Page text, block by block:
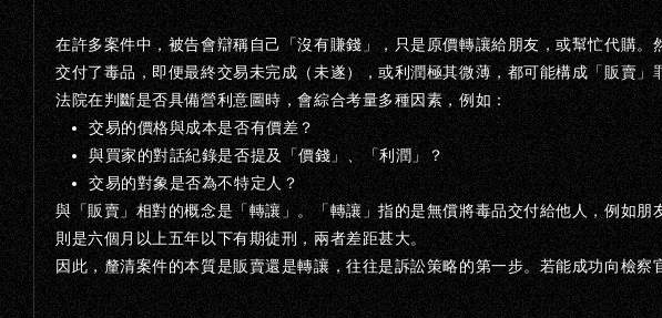
在許多案件中，被告會辯稱自己「沒有賺錢」，只是原價轉讓給朋友，或幫忙代購
交付了毒品，即便最終交易未完成（未遂），或利潤極其微薄，都可能構成「販賣」
法院在判斷是否具備營利意圖時，會綜合考量多種因素，例如：
交易的價格與成本是否有價差？
與買家的對話紀錄是否提及「價錢」、「利潤」？
交易的對象是否為不特定人？
與「販賣」相對的概念是「轉讓」。「轉讓」指的是無償將毒品交付給他人，例如
則是六個月以上五年以下有期徒刑，兩者差距甚大。
因此，釐清案件的本質是販賣還是轉讓，往往是訴訟策略的第一步。若能成功向檢